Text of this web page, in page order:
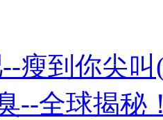
瘦到你尖叫
--全球揭秘